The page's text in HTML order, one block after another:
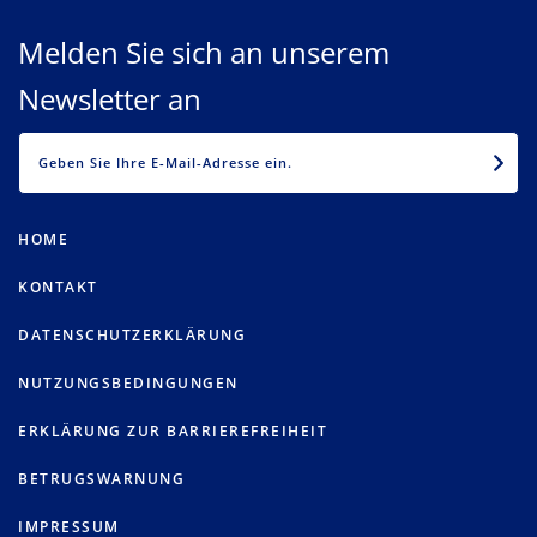
Melden Sie sich an unserem
Newsletter an
HOME
KONTAKT
DATENSCHUTZERKLÄRUNG
NUTZUNGSBEDINGUNGEN
ERKLÄRUNG ZUR BARRIEREFREIHEIT
BETRUGSWARNUNG
IMPRESSUM